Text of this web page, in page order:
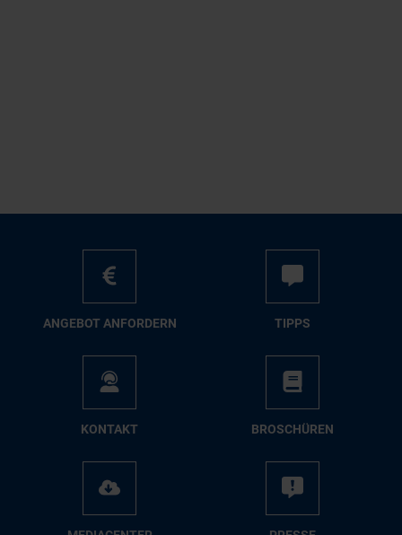
AN­GE­BOT AN­FOR­DERN TIPPS
KON­TAKT BRO­SCHÜ­REN